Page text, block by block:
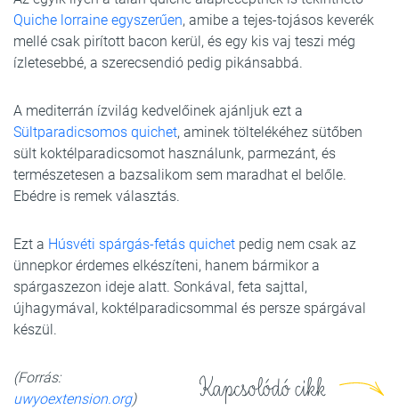
Quiche lorraine egyszerűen, amibe a tejes-tojásos keverék
mellé csak pirított bacon kerül, és egy kis vaj teszi még
ízletesebbé, a szerecsendió pedig pikánsabbá.
A mediterrán ízvilág kedvelőinek ajánljuk ezt a
Sültparadicsomos quichet, aminek töltelékéhez sütőben
sült koktélparadicsomot használunk, parmezánt, és
természetesen a bazsalikom sem maradhat el belőle.
Ebédre is remek választás.
Ezt a Húsvéti spárgás-fetás quichet pedig nem csak az
ünnepkor érdemes elkészíteni, hanem bármikor a
spárgaszezon ideje alatt. Sonkával, feta sajttal,
újhagymával, koktélparadicsommal és persze spárgával
készül.
Kapcsolódó cikk
(Forrás:
uwyoextension.org)